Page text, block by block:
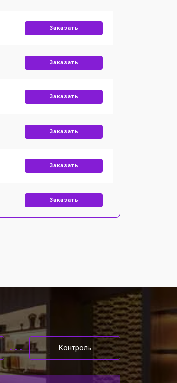
Заказать
Заказать
Заказать
Заказать
Заказать
Заказать
Заказать
Контроль